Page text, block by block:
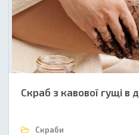
Скраб з кавової гущі в
Скраби